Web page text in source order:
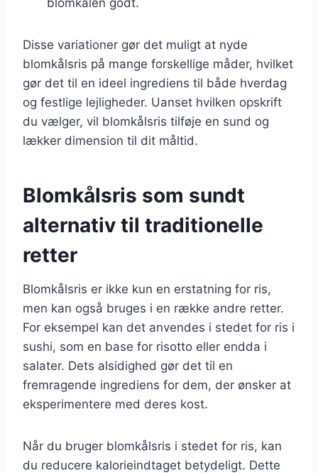
Disse variationer gør det muligt at nyde
blomkålsris på mange forskellige måder, hvilket
gør det til en ideel ingrediens til både hverdag
og festlige lejligheder. Uanset hvilken opskrift
du vælger, vil blomkålsris tilføje en sund og
lækker dimension til dit måltid.
Blomkålsris som sundt
alternativ til traditionelle
retter
Blomkålsris er ikke kun en erstatning for ris,
men kan også bruges i en række andre retter.
For eksempel kan det anvendes i stedet for ris i
sushi, som en base for risotto eller endda i
salater. Dets alsidighed gør det til en
fremragende ingrediens for dem, der ønsker at
eksperimentere med deres kost.
Når du bruger blomkålsris i stedet for ris, kan
du reducere kalorieindtaget betydeligt. Dette